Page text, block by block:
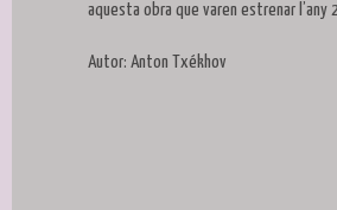
aquesta obra que varen estrenar l’any
Autor: Anton Txékhov